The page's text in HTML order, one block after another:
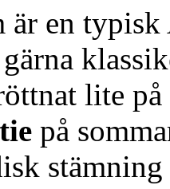
är en
lite
på